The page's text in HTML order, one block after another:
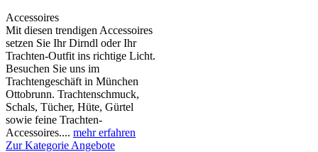
Accessoires
Mit diesen trendigen Accessoires
setzen Sie Ihr Dirndl oder Ihr
Trachten-Outfit ins richtige Licht.
Besuchen Sie uns im
Trachtengeschäft in München
Ottobrunn. Trachtenschmuck,
Schals, Tücher, Hüte, Gürtel
sowie feine Trachten-
Accessoires.... mehr erfahren
Zur Kategorie Angebote